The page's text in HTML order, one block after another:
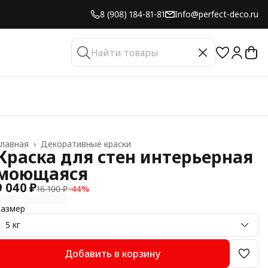
8 (908) 184-81-81 Info@perfect-deco.ru
Декоративные краски
›
для стен интерьерная
040 ₽16 100 ₽−44%
5 кг
Добавить в корзину